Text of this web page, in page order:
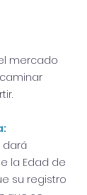
mercado
dará
la Edad de
su registro